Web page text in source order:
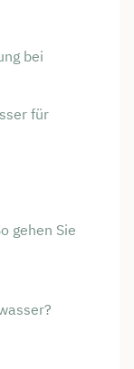
bei
für
gehen Sie